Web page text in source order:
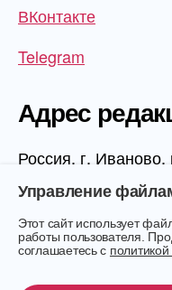
ВКонтакте
Telegram
Адрес
Россия, г.
1 этаж, офис 1006
Управление
Этот сайт использует
работы пользователя.
соглашаетесь с
© 2026